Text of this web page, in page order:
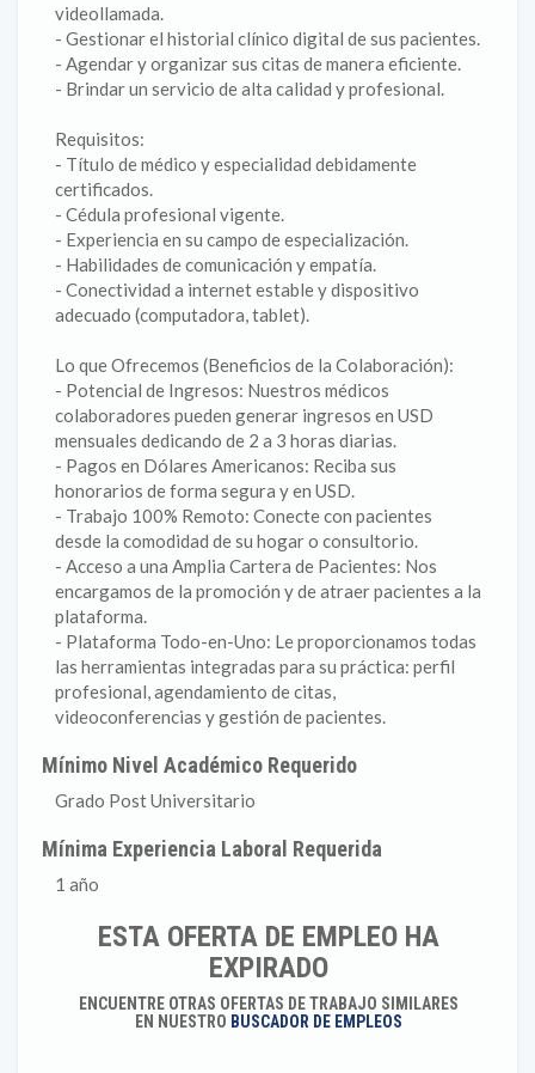
videollamada.
- Gestionar el historial clínico digital de sus pacientes.
- Agendar y organizar sus citas de manera eficiente.
- Brindar un servicio de alta calidad y profesional.
Requisitos:
- Título de médico y especialidad debidamente
certificados.
- Cédula profesional vigente.
- Experiencia en su campo de especialización.
- Habilidades de comunicación y empatía.
- Conectividad a internet estable y dispositivo
adecuado (computadora, tablet).
Lo que Ofrecemos (Beneficios de la Colaboración):
- Potencial de Ingresos: Nuestros médicos
colaboradores pueden generar ingresos en USD
mensuales dedicando de 2 a 3 horas diarias.
- Pagos en Dólares Americanos: Reciba sus
honorarios de forma segura y en USD.
- Trabajo 100% Remoto: Conecte con pacientes
desde la comodidad de su hogar o consultorio.
- Acceso a una Amplia Cartera de Pacientes: Nos
encargamos de la promoción y de atraer pacientes a la
plataforma.
- Plataforma Todo-en-Uno: Le proporcionamos todas
las herramientas integradas para su práctica: perfil
profesional, agendamiento de citas,
videoconferencias y gestión de pacientes.
Mínimo Nivel Académico Requerido
Grado Post Universitario
Mínima Experiencia Laboral Requerida
1 año
ESTA OFERTA DE EMPLEO HA
EXPIRADO
ENCUENTRE OTRAS OFERTAS DE TRABAJO SIMILARES
EN NUESTRO BUSCADOR DE EMPLEOS